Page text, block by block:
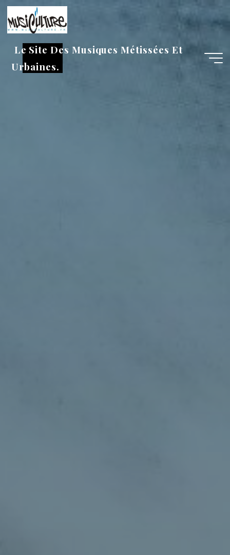
Aller
au
contenu
Le Site Des Musiques Métissées Et
Urbaines.